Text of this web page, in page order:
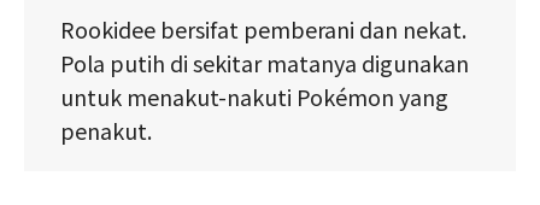
Rookidee bersifat pemberani dan nekat.
Pola putih di sekitar matanya digunakan
untuk menakut-nakuti Pokémon yang
penakut.